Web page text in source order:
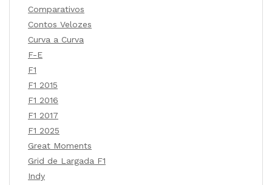
Comparativos
Contos Velozes
Curva a Curva
F-E
F1
F1 2015
F1 2016
F1 2017
F1 2025
Great Moments
Grid de Largada F1
Indy